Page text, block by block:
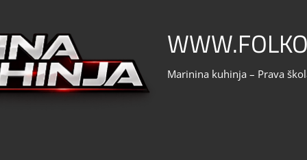
Marinina kuhinja – Prava